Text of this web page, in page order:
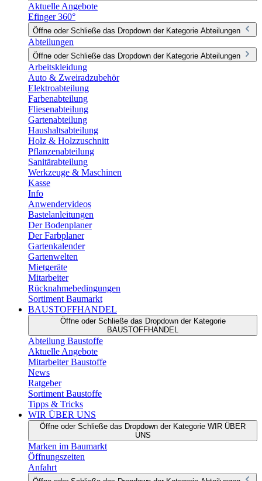
Aktuelle Angebote
Efinger 360°
Öffne oder Schließe das Dropdown der Kategorie Abteilungen
Abteilungen
Öffne oder Schließe das Dropdown der Kategorie Abteilungen
Arbeitskleidung
Auto & Zweiradzubehör
Elektroabteilung
Farbenabteilung
Fliesenabteilung
Gartenabteilung
Haushaltsabteilung
Holz & Holzzuschnitt
Pflanzenabteilung
Sanitärabteilung
Werkzeuge & Maschinen
Kasse
Info
Anwendervideos
Bastelanleitungen
Der Bodenplaner
Der Farbplaner
Gartenkalender
Gartenwelten
Mietgeräte
Mitarbeiter
Rücknahmebedingungen
Sortiment Baumarkt
BAUSTOFFHANDEL
Öffne oder Schließe das Dropdown der Kategorie
BAUSTOFFHANDEL
Abteilung Baustoffe
Aktuelle Angebote
Mitarbeiter Baustoffe
News
Ratgeber
Sortiment Baustoffe
Tipps & Tricks
WIR ÜBER UNS
Öffne oder Schließe das Dropdown der Kategorie WIR ÜBER
UNS
Marken im Baumarkt
Öffnungszeiten
Anfahrt